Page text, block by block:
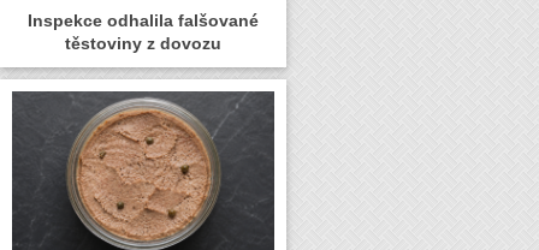
Inspekce odhalila falšované
těstoviny z dovozu